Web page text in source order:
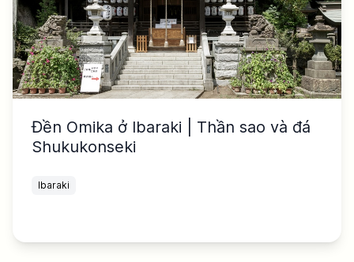
Đền Omika ở Ibaraki | Thần sao và đá
Shukukonseki
Ibaraki